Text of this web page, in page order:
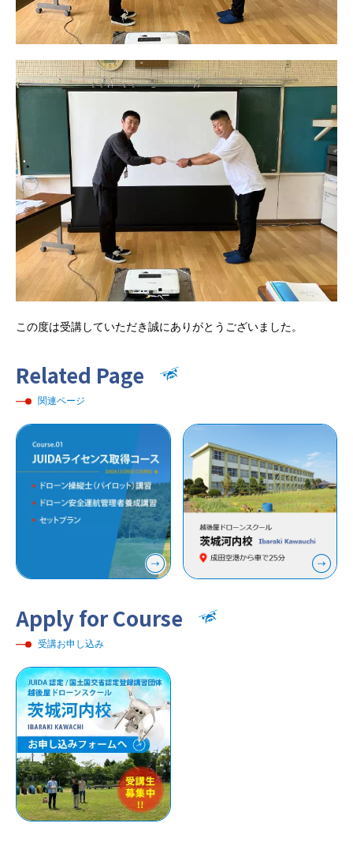
この度は受講していただき誠にありがとうございました。
Related Page
関連ページ
Apply for Course
受講お申し込み